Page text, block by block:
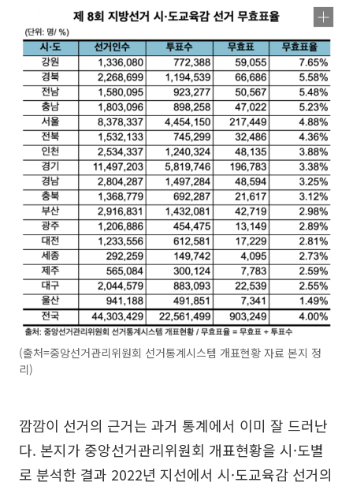
(출처=중앙선거관리위원회 선거통계시스템 개표현황 자료 본지 정
리)
깜깜이 선거의 근거는 과거 통계에서 이미 잘 드러난
다. 본지가 중앙선거관리위원회 개표현황을 시·도별
로 분석한 결과 2022년 지선에서 시·도교육감 선거의